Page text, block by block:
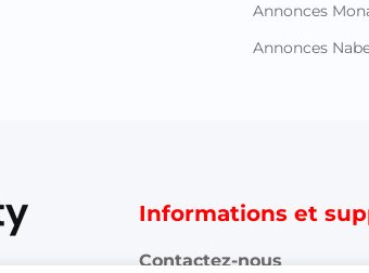
Annonces
Annonces
Informations et
Contactez-nous